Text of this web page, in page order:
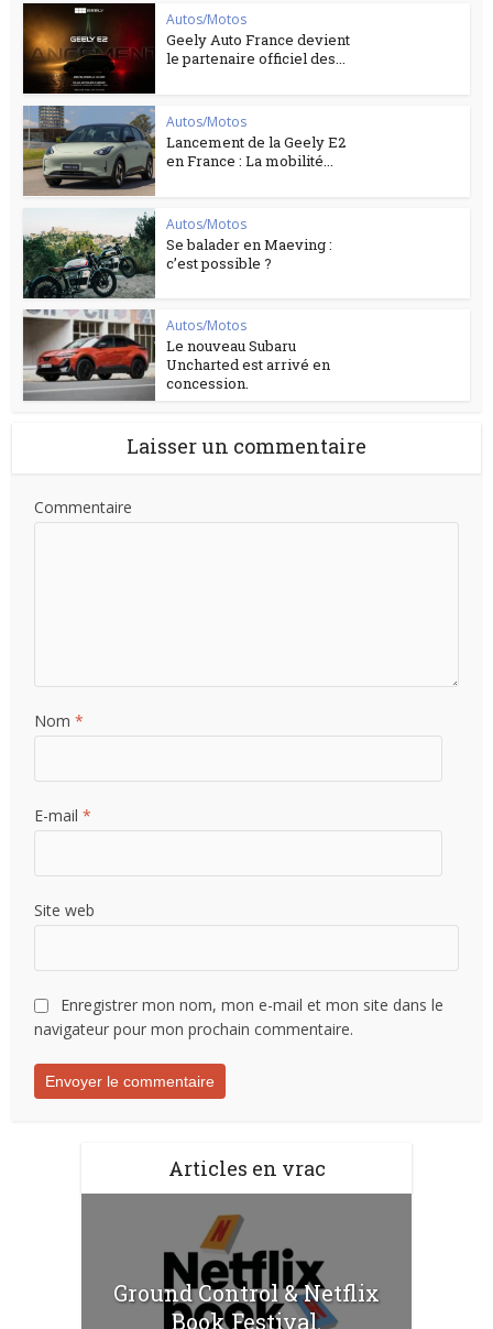
Autos/Motos
Geely Auto France devient
le partenaire officiel des...
Autos/Motos
Lancement de la Geely E2
en France : La mobilité...
Autos/Motos
Se balader en Maeving :
c’est possible ?
Autos/Motos
Le nouveau Subaru
Uncharted est arrivé en
concession.
Laisser un commentaire
Commentaire
Nom*
E-mail*
Site web
Enregistrer mon nom, mon e-mail et mon site dans le
navigateur pour mon prochain commentaire.
Articles en vrac
Ground Control & Netflix
Book Festival.